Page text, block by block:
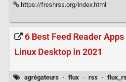
https://freshrss.org/index.html
6 Best Feed Reader
Linux Desktop in 2021
agrégateurs · flux · rss ·